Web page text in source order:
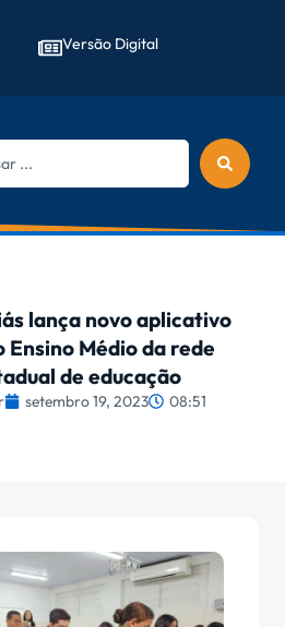
Versão Digital
lança novo aplicativo
Ensino Médio da rede
de educação
setembro 19, 2023 08:51